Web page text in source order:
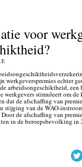
voor
werkgeverspremies echter
arbeidsongeschiktheid,
stimuleert om de
dat de afschaffing van
stijging van de WAO-
de afschaffing van
in de beroepsbevolking in